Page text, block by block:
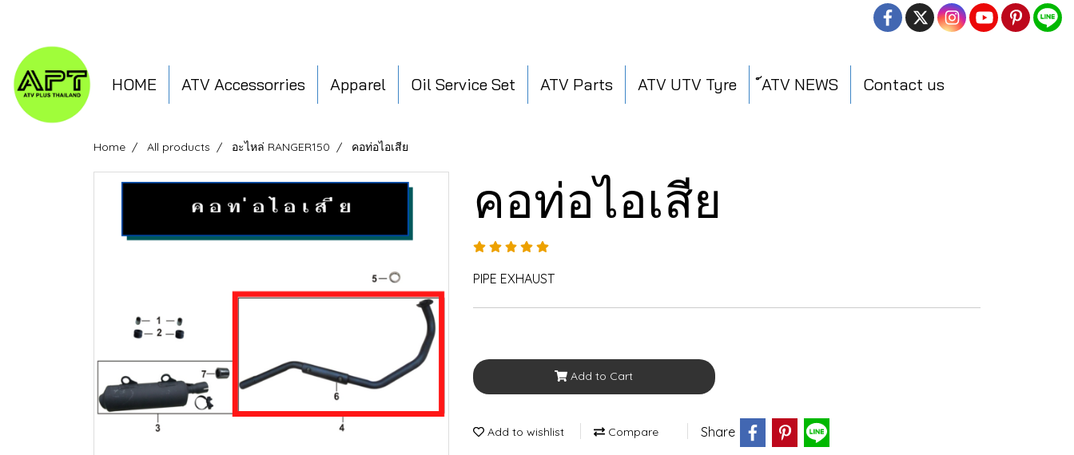
HOME ATV Accessorries Apparel Oil Service Set ATV Parts ATV UTV Tyre ์ATV NEWS Contact us
Home All products อะไหล่ RANGER150 คอท่อไอเสีย
คอท่อไอเสีย
PIPE EXHAUST
Add to Cart
Add to wishlist Compare Share